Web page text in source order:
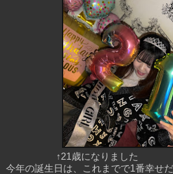
↑21歳になりました
今年の誕生日は、これまでで1番幸せ